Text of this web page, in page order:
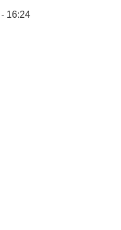
16:24